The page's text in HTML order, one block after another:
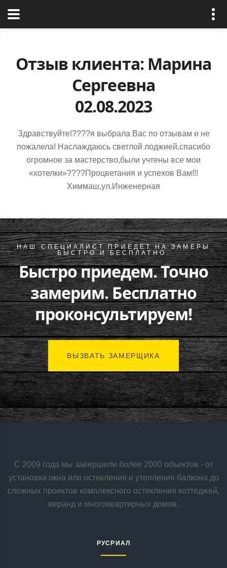
Отзыв клиента: Марина
Сергеевна
02.08.2023
Здравствуйте!????я выбрала Вас по отзывам и не
пожалела! Наслаждаюсь светлой лоджией,спасибо
огромное за мастерство,были учтены все мои
«хотелки»????Процветания и успехов Вам!!!
Химмаш,ул.Инженерная
НАШ СПЕЦИАЛИСТ ПРИЕДЕТ НА ЗАМЕРЫ
БЫСТРО И БЕСПЛАТНО.
Быстро приедем. Точно
замерим. Бесплатно
проконсультируем!
ВЫЗВАТЬ ЗАМЕРЩИКА
С 2009 года мы завершили более 2000 объектов - от
установки окна или остекления и утепления балкона до
сложных проектов комплексного остекления коттеджей,
веранд и многоквартирных домов.
РУСРИАЛ